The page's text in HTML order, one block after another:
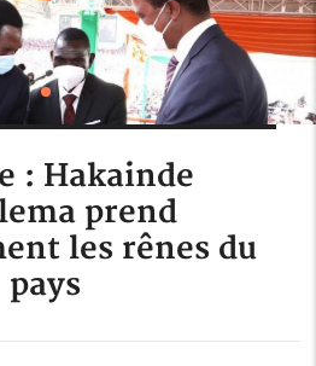
: Hakainde
prend
les rênes du
pays